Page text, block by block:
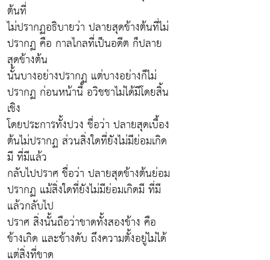
ต้นที่
ไม่ปรากฏอธิบายว่า ปลายสุดข้างต้นที่ไม่
ปรากฏ คือ กาลไกลที่เป็นอดีต ก็ปลาย
สุดข้างต้น
นั้นบางอย่างปรากฏ แต่บางอย่างก็ไม่
ปรากฏ ก่อนหน้านี้ อวิชชาไม่ได้มีโดยสิ้น
เชิง
โดยประการทั้งปวง ชื่อว่า ปลายสุดเบื้อง
ต้นไม่ปรากฏ ส่วนสิ่งใดที่ยังไม่มีย่อมเกิด
มี ที่มีแล้ว
กลับไปปราศ ชื่อว่า ปลายสุดข้างต้นย่อม
ปรากฏ แม้สิ่งใดที่ยังไม่มีย่อมเกิดมี ที่มี
แล้วกลับไป
ปราศ สิ่งนั้นถือว่าขาดทั้งสองข้าง คือ
ข้างเกิด และข้างดับ ถึงความตั้งอยู่ไม่ได้
แต่สิ่งที่ขาด